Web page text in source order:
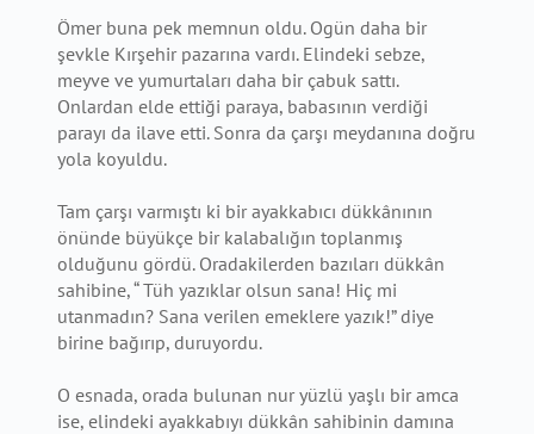
Ömer buna pek memnun oldu. Ogün daha bir
şevkle Kırşehir pazarına vardı. Elindeki sebze,
meyve ve yumurtaları daha bir çabuk sattı.
Onlardan elde ettiği paraya, babasının verdiği
parayı da ilave etti. Sonra da çarşı meydanına doğru
yola koyuldu.
Tam çarşı varmıştı ki bir ayakkabıcı dükkânının
önünde büyükçe bir kalabalığın toplanmış
olduğunu gördü. Oradakilerden bazıları dükkân
sahibine, “ Tüh yazıklar olsun sana! Hiç mi
utanmadın? Sana verilen emeklere yazık!” diye
birine bağırıp, duruyordu.
O esnada, orada bulunan nur yüzlü yaşlı bir amca
ise, elindeki ayakkabıyı dükkân sahibinin damına